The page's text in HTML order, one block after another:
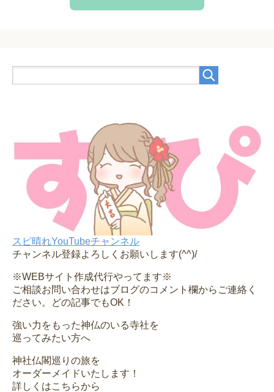
スピ晴れYouTubeチャンネル
チャンネル登録よろしくお願いします(^^)/
※WEBサイト作成代行やってます※
ご相談お問い合わせはブログのコメント欄からご連絡く
ださい。どの記事でもOK！
強い力をもった神仏のいる寺社を
巡ってみたい方へ
神社仏閣巡りの旅を
オーダーメイドいたします！
詳しくはこちらから